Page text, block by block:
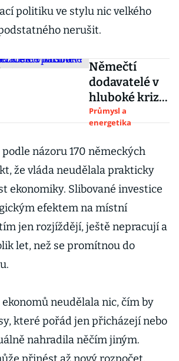
politiku ve stylu nic velkého
nerušit.
Němečtí
dodavatelé v
hluboké krizi:
ruší
desetitisíce
míst a desítky
závodů. Čeští
partneři v
obavách
Průmysl a
energetika
názoru 170 německých
že vláda neudělala prakticky
ekonomiky. Slibované investice
efektem na místní
jen rozjíždějí, ještě nepracují a
let, než se promítnou do
neudělala nic, čím by
které pořád jen přicházejí nebo
nahradila něčím jiným.